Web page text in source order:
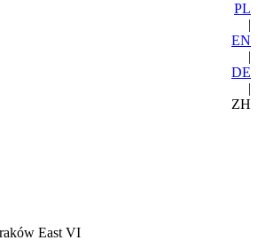
PL
|
EN
|
DE
|
ZH
East VI